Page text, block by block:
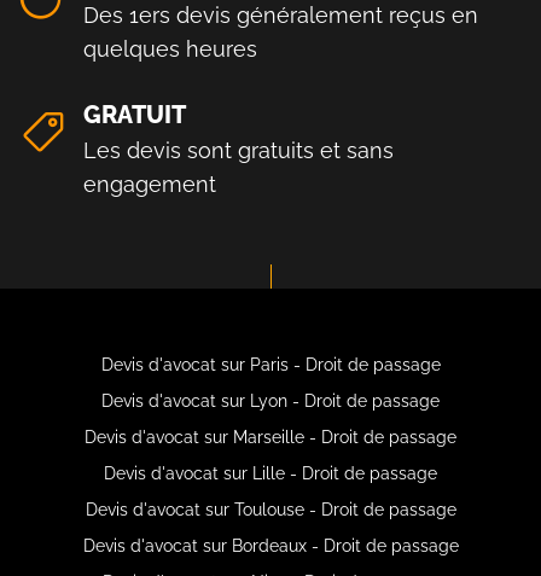
Des 1ers devis généralement reçus en
quelques heures
GRATUIT
Les devis sont gratuits et sans
engagement
Devis d'avocat sur Paris - Droit de passage
Devis d'avocat sur Lyon - Droit de passage
Devis d'avocat sur Marseille - Droit de passage
Devis d'avocat sur Lille - Droit de passage
Devis d'avocat sur Toulouse - Droit de passage
Devis d'avocat sur Bordeaux - Droit de passage